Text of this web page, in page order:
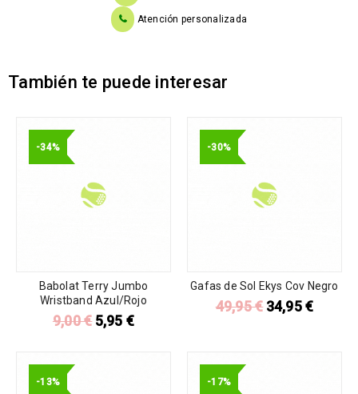
Atención personalizada
También te puede interesar
-34%
Babolat Terry Jumbo
Wristband Azul/Rojo
9,00€ 5,95 €
-30%
Gafas de Sol Ekys Cov Negro
49,95€ 34,95€
-13% -17%